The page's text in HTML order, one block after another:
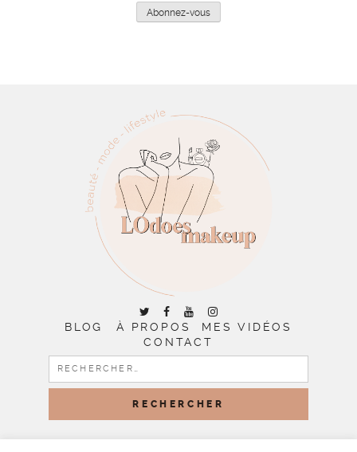
Abonnez-vous
BLOG À PROPOS
MES VIDÉOS
CONTACT
RECHERCHER :